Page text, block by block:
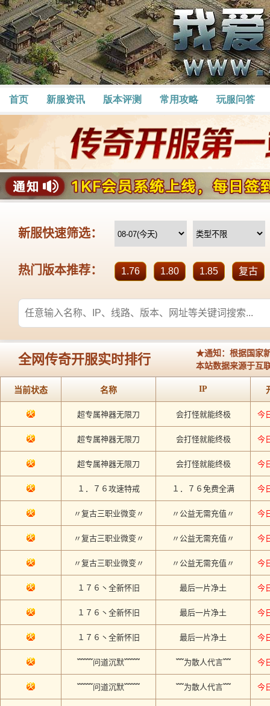
首页 新服资讯 版本评测 常用攻略 玩服问答